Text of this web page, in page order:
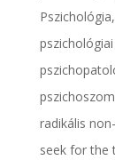
radikális
seek for the